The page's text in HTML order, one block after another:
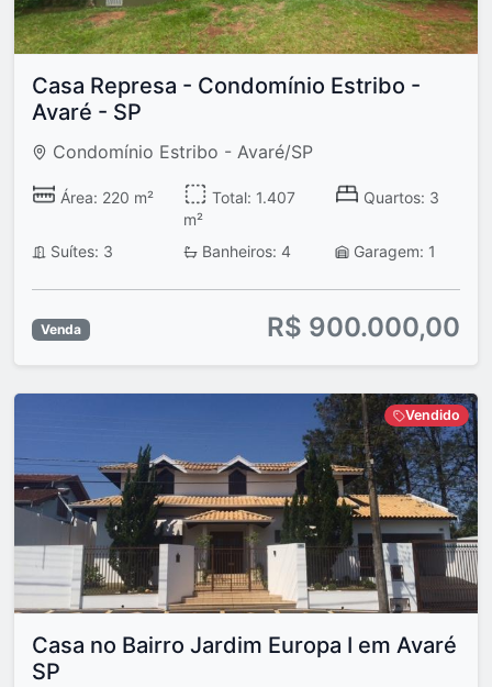
Casa Represa - Condomínio Estribo -
Avaré - SP
Condomínio Estribo - Avaré/SP
Área: 220 m²
Total: 1.407
m²
Quartos: 3
Suítes: 3 Banheiros: 4 Garagem: 1
Venda R$ 900.000,00
Vendido
Casa no Bairro Jardim Europa I em Avaré
SP